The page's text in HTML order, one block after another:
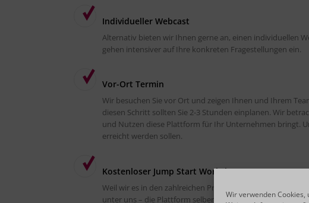
Wir verwenden
Individueller Webcast
Alternativ bieten wir Ihnen gerne an, einen individuellen
gehen intensiver auf Ihre konkreten Fragestellungen ein.
Vor-Ort Termin
Wir besuchen Sie vor Ort und zeigen Ihnen und Ihrem
diesen Schritt sollten Sie 2-3 Stunden einplanen. Wir
und Nutzen diese Plattform für Ihr Unternehmen bringt.
erreicht werden sollen.
Kostenloser Jump Start Workshop
Weil wir es in den zahlreichen Präsentationen immer
unter uns – die Plattform selber auszuprobieren. Gerne!